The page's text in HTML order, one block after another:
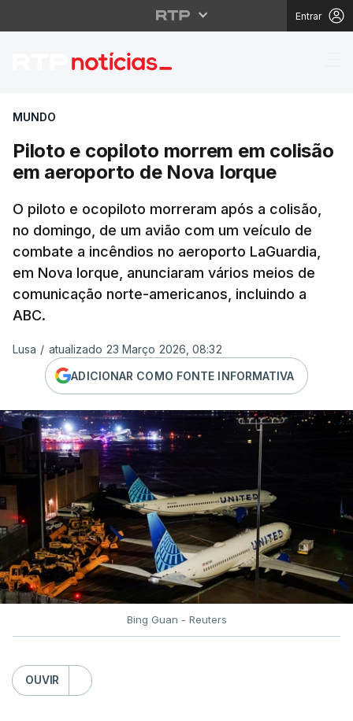
Entrar
Piloto e copiloto
MUNDO
Piloto e copiloto morrem em colisão
em aeroporto de Nova Iorque
O piloto e ocopiloto morreram após a colisão,
no domingo, de um avião com um veículo de
combate a incêndios no aeroporto LaGuardia,
em Nova Iorque, anunciaram vários meios de
comunicação norte-americanos, incluindo a
ABC.
Lusa / atualizado 23 Março 2026, 08:32
ADICIONAR COMO FONTE INFORMATIVA
Bing Guan - Reuters
OUVIR